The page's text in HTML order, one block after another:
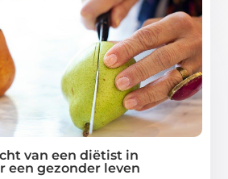
van een diëtist in
een gezonder leven